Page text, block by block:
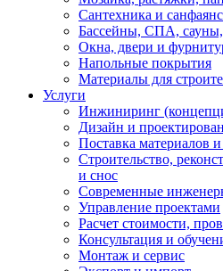
Сантехника и санфаянс
Бассейны, СПА,
Окна, двери и
Напольные покрытия
Материалы для
Услуги
Инжиниринг
Дизайн и
Поставка материалов
Строительство,
и снос
Современные
Управление проектами
Расчет стоимости,
Консультация и
Монтаж и сервис